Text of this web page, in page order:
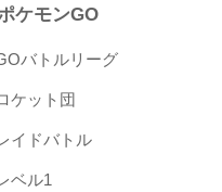
ケモンGO
バトルリーグ
ケット団
イドバトル
ベル1